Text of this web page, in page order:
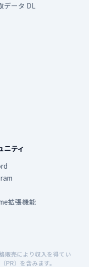
データ DL
ニティ
拡張機能
販売により収入を得てい
PR）を含みます。